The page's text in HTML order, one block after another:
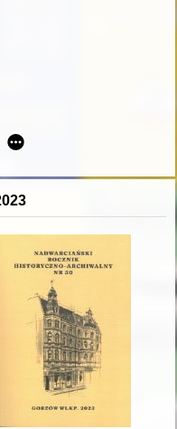
wychowawczej